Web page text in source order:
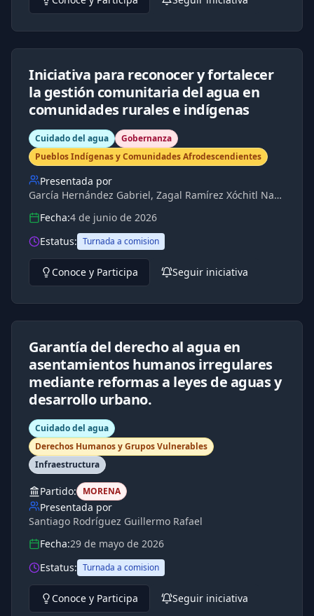
Iniciativa para reconocer y fortalecer
la gestión comunitaria del agua en
comunidades rurales e indígenas
Cuidado del agua
Gobernanza
Pueblos Indígenas y Comunidades Afrodescendientes
Presentada por
García Hernández Gabriel, Zagal Ramírez Xóchitl Nashielly, Zebadúa Alva Joaquín
Fecha:4 de junio de 2026
Estatus: Turnada a comision
Conoce y Participa Seguir iniciativa
Garantía del derecho al agua en
asentamientos humanos irregulares
mediante reformas a leyes de aguas y
desarrollo urbano.
Cuidado del agua
Derechos Humanos y Grupos Vulnerables
Infraestructura
Partido: MORENA
Presentada por
Santiago Rodríguez Guillermo Rafael
Fecha:29 de mayo de 2026
Estatus: Turnada a comision
Conoce y Participa Seguir iniciativa